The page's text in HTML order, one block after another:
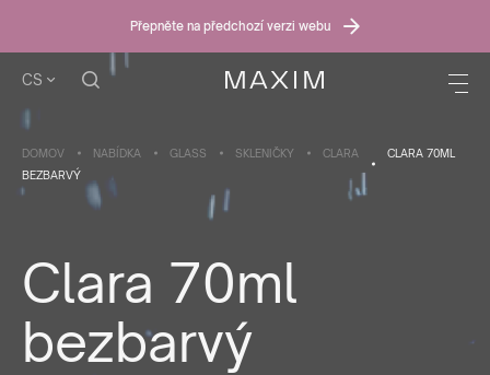
Přepněte na předchozí verzi webu
CS
DOMOV NABÍDKA GLASS SKLENIČKY CLARA
CLARA 70ML
BEZBARVÝ
Clara 70ml
bezbarvý